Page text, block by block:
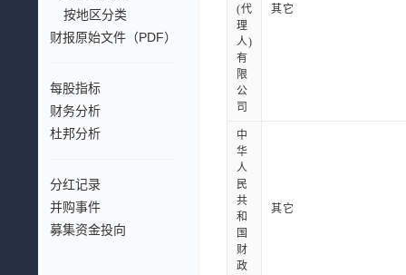
按地区分类
财报原始文件（PDF）
每股指标
财务分析
杜邦分析
分红记录
并购事件
募集资金投向
(代
理
人)
有
限
公
司
其它
中
华
人
民
共
和
国
财
政
其它